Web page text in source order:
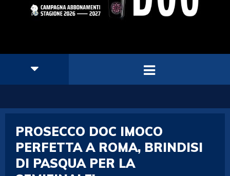
PROSECCO DOC IMOCO
PERFETTA A ROMA, BRINDISI
DI PASQUA PER LA